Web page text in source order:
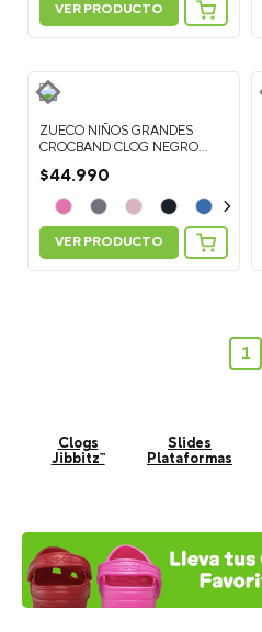
VER PRODUCTO
ZUECO NIÑOS GRANDES
CROCBAND CLOG NEGRO
$44.990
VER PRODUCTO
1
Clogs Slides
Jibbitz™
Plataformas